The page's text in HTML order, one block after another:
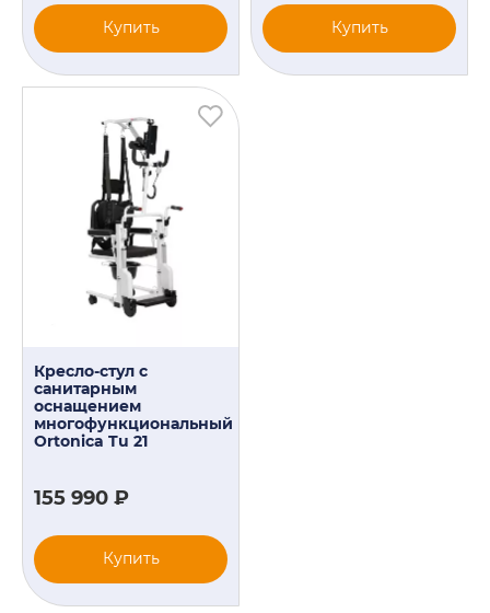
Купить Купить
Кресло-стул с
санитарным
оснащением
многофункциональный
Ortonica Tu 21
155 990 ₽
Купить